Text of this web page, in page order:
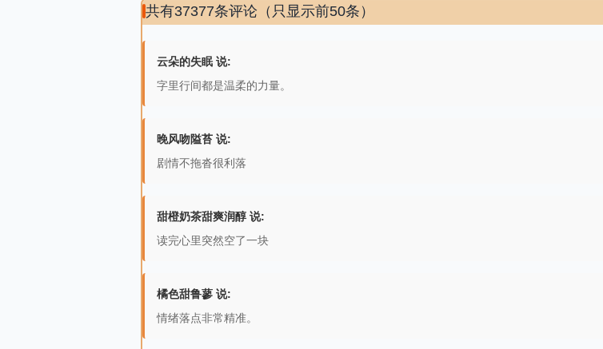
共有37377条评论（只显示前50条）
云朵的失眠 说:
字里行间都是温柔的力量。
晚风吻隘苔 说:
剧情不拖沓很利落
甜橙奶茶甜爽润醇 说:
读完心里突然空了一块
橘色甜鲁蓼 说:
情绪落点非常精准。